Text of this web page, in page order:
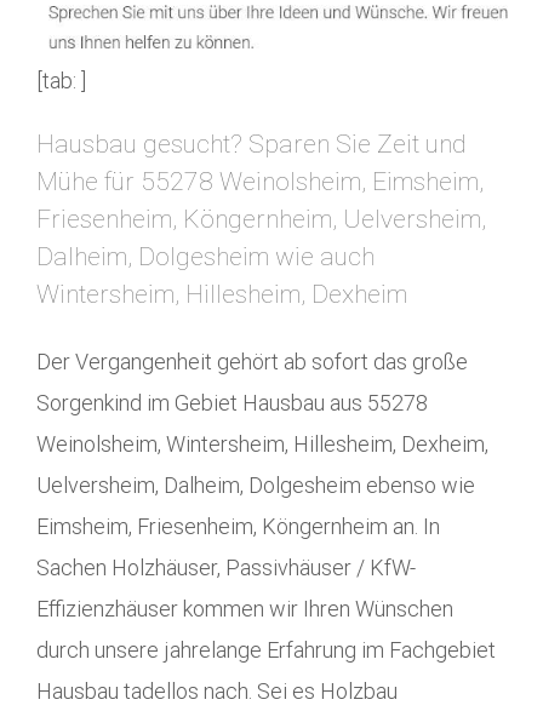
[tab: ]
Hausbau gesucht? Sparen Sie Zeit und
Mühe für 55278 Weinolsheim, Eimsheim,
Friesenheim, Köngernheim, Uelversheim,
Dalheim, Dolgesheim wie auch
Wintersheim, Hillesheim, Dexheim
Der Vergangenheit gehört ab sofort das große
Sorgenkind im Gebiet Hausbau aus 55278
Weinolsheim, Wintersheim, Hillesheim, Dexheim,
Uelversheim, Dalheim, Dolgesheim ebenso wie
Eimsheim, Friesenheim, Köngernheim an. In
Sachen Holzhäuser, Passivhäuser / KfW-
Effizienzhäuser kommen wir Ihren Wünschen
durch unsere jahrelange Erfahrung im Fachgebiet
Hausbau tadellos nach. Sei es Holzbau